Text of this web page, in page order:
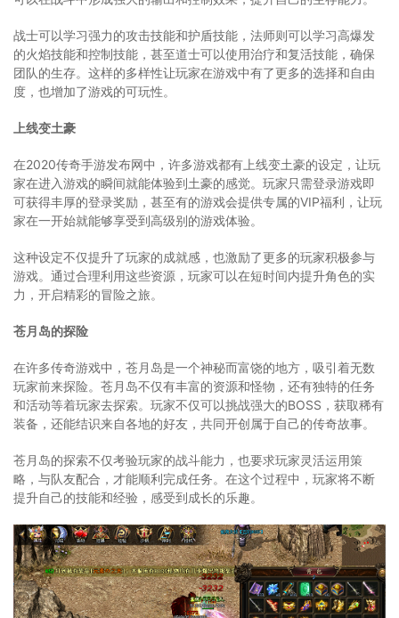
战士可以学习强力的攻击技能和护盾技能，法师则可以学习高爆发
的火焰技能和控制技能，甚至道士可以使用治疗和复活技能，确保
团队的生存。这样的多样性让玩家在游戏中有了更多的选择和自由
度，也增加了游戏的可玩性。
上线变土豪
在2020传奇手游发布网中，许多游戏都有上线变土豪的设定，让玩
家在进入游戏的瞬间就能体验到土豪的感觉。玩家只需登录游戏即
可获得丰厚的登录奖励，甚至有的游戏会提供专属的VIP福利，让玩
家在一开始就能够享受到高级别的游戏体验。
这种设定不仅提升了玩家的成就感，也激励了更多的玩家积极参与
游戏。通过合理利用这些资源，玩家可以在短时间内提升角色的实
力，开启精彩的冒险之旅。
苍月岛的探险
在许多传奇游戏中，苍月岛是一个神秘而富饶的地方，吸引着无数
玩家前来探险。苍月岛不仅有丰富的资源和怪物，还有独特的任务
和活动等着玩家去探索。玩家不仅可以挑战强大的BOSS，获取稀有
装备，还能结识来自各地的好友，共同开创属于自己的传奇故事。
苍月岛的探索不仅考验玩家的战斗能力，也要求玩家灵活运用策
略，与队友配合，才能顺利完成任务。在这个过程中，玩家将不断
提升自己的技能和经验，感受到成长的乐趣。